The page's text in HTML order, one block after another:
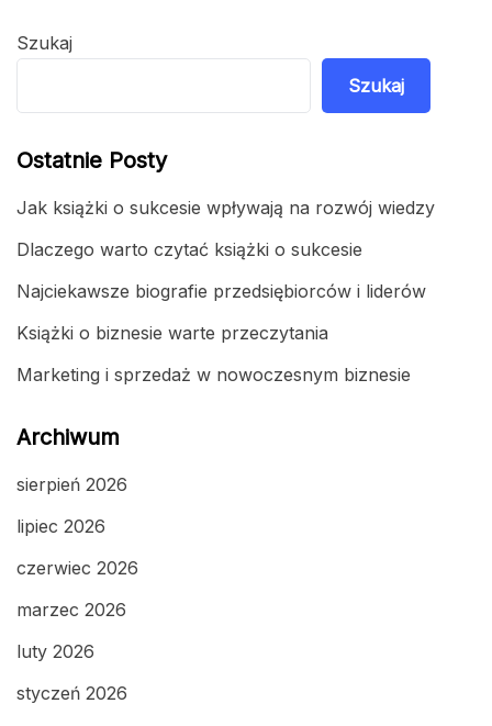
Szukaj
Szukaj
Ostatnie Posty
Jak książki o sukcesie wpływają na rozwój wiedzy
Dlaczego warto czytać książki o sukcesie
Najciekawsze biografie przedsiębiorców i liderów
Książki o biznesie warte przeczytania
Marketing i sprzedaż w nowoczesnym biznesie
Archiwum
sierpień 2026
lipiec 2026
czerwiec 2026
marzec 2026
luty 2026
styczeń 2026